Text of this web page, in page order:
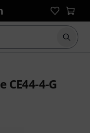
Suche
4-G
25 Kundenbewertungen